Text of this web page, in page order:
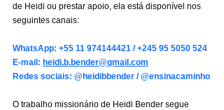
de Heidi ou prestar apoio, ela está disponível nos
seguintes canais:
WhatsApp: +55 11 974144421 / +245 95 5050 524
E-mail: heidi.b.bender@gmail.com
Redes sociais: @heidibbender / @ensinacaminho
O trabalho missionário de Heidi Bender segue